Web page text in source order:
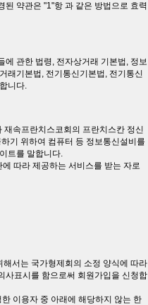
약관은 "1"항 과 같은 방법으로 효력
에 관한 법령, 전자상거래 기본법, 정보
래기본법, 전기통신기본법, 전기통신
니다.
속프란치스코회의 프란치스칸 정신
기 위하여 컴퓨터 등 정보통신설비를
트를 말합니다.
따라 제공하는 서비스를 받는 자로
서는 국가형제회의 소정 양식에 따라
사표시를 함으로써 회원가입을 신청합
이용자 중 아래에 해당하지 않는 한